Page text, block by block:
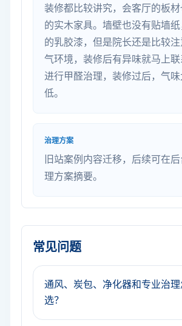
装修都比较讲究，会客厅的板材
的实木家具。墙壁也没有贴墙纸
的乳胶漆，但是院长还是比较
气环境，装修后有异味就马上
进行甲醛治理，装修过后，气
低。
治理方案
旧站案例内容迁移，后续可在
理方案摘要。
常见问题
通风、炭包、净化器和专业治理
选？